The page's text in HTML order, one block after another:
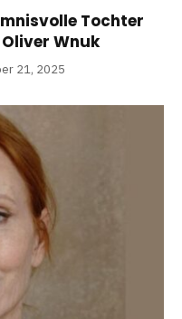
Tochter
Wnuk
21, 2025